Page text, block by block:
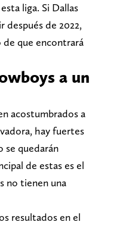
liga. Si Dallas
después de 2022,
de que encontrará
a un
acostumbrados a
hay fuertes
se quedarán
de estas es el
no tienen una
resultados en el